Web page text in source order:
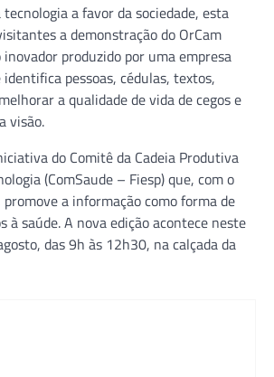
a favor da sociedade, esta
a demonstração do OrCam
produzido por uma empresa
pessoas, cédulas, textos,
a qualidade de vida de cegos e
visão.
do Comitê da Cadeia Produtiva
(ComSaude – Fiesp) que, com o
a informação como forma de
à saúde. A nova edição acontece neste
das 9h às 12h30, na calçada da